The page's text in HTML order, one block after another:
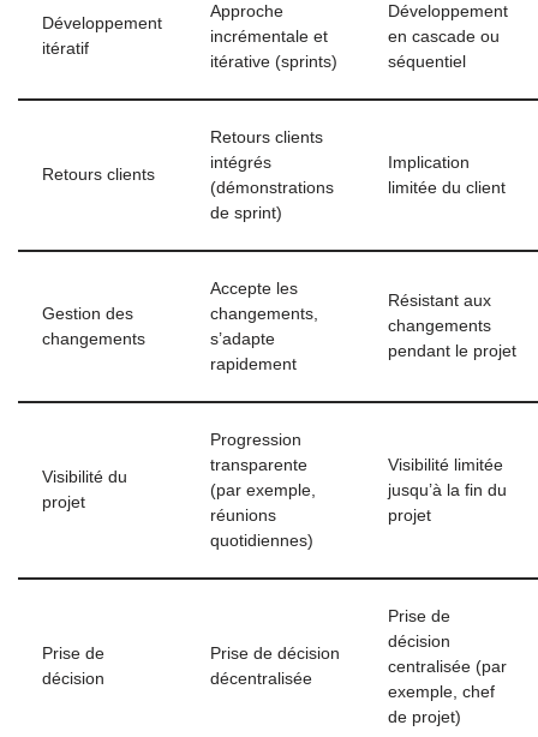
Développement
itératif
Approche
incrémentale et
itérative (sprints)
Développement
en cascade ou
séquentiel
Retours clients
Retours clients
intégrés
(démonstrations
de sprint)
Implication
limitée du client
Gestion des
changements
Accepte les
changements,
s’adapte
rapidement
Résistant aux
changements
pendant le projet
Visibilité du
projet
Progression
transparente
(par exemple,
réunions
quotidiennes)
Visibilité limitée
jusqu’à la fin du
projet
Prise de
décision
Prise de décision
décentralisée
Prise de
décision
centralisée (par
exemple, chef
de projet)